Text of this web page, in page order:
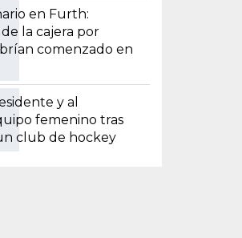
en Furth:
la cajera por
comenzado en
y al
femenino tras
club de hockey